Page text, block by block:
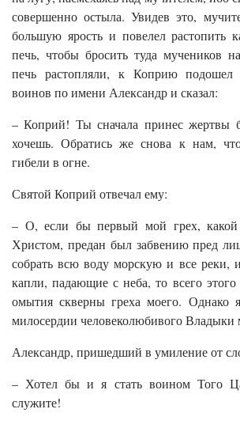
совершенно остыла. Увидев это,
большую ярость и повелел растопить
печь, чтобы бросить туда мучеников
печь растопляли, к Коприю
воинов по имени Александр и сказал:
– Коприй! Ты сначала принес жертвы
хочешь. Обратись же снова к нам,
гибели в огне.
Святой Коприй отвечал ему:
– О, если бы первый мой грех,
Христом, предан был забвению пред
собрать всю воду морскую и все реки,
капли, падающие с неба, то всего
омытия скверны греха моего. Однако
милосердии человеколюбивого Владыки
Александр, пришедший в умиление от
– Хотел бы и я стать воином Того
служите!